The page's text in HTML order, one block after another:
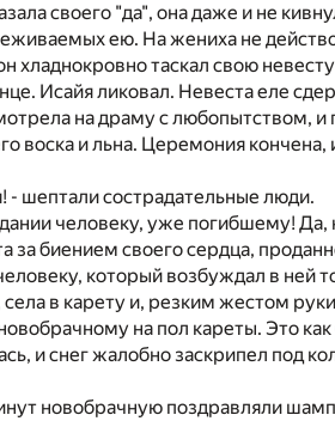
своего "да", она даже и не
ею. На жениха не
хладнокровно таскал свою
Исайя ликовал. Невеста еле
на драму с любопытством, и
воска и льна. Церемония кончена,
- шептали сострадательные люди.
человеку, уже погибшему! Да,
за биением своего сердца,
который возбуждал в ней
в карету и, резким жестом
на пол кареты. Это
и снег жалобно заскрипел под
новобрачную поздравляли